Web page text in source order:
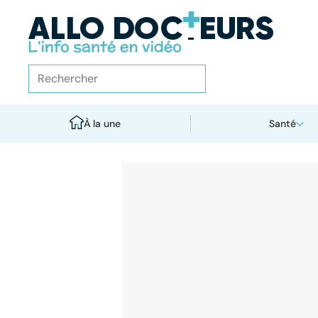
À la une Santé